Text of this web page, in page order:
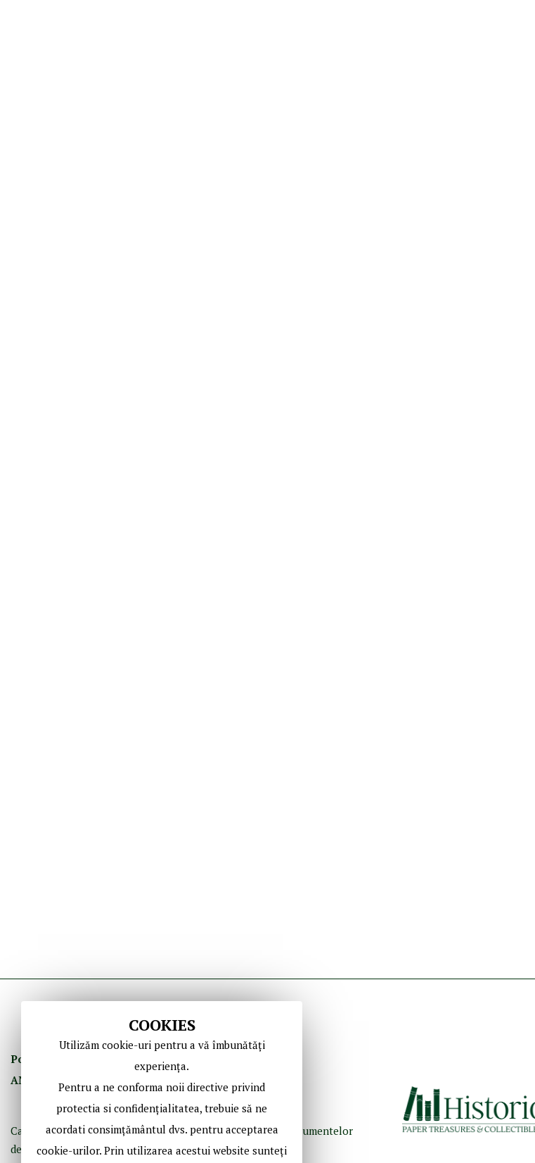
COOKIES
Utilizăm cookie-uri pentru a vă îmbunătăți
experiența.
Pentru a ne conforma noii directive privind
protectia si confidențialitatea, trebuie să ne
acordati consimțământul dvs. pentru acceptarea
cookie-urilor. Prin utilizarea acestui website sunteți
Politica de Confidenţ
ANPC
Contact
Casă de licitaţii dedicată bibliofiliei, fotografiei istorice şi documentelor
de epocă.